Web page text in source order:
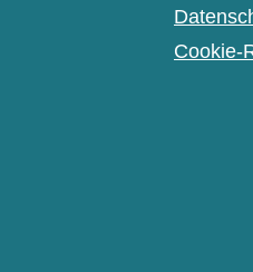
Cookie-